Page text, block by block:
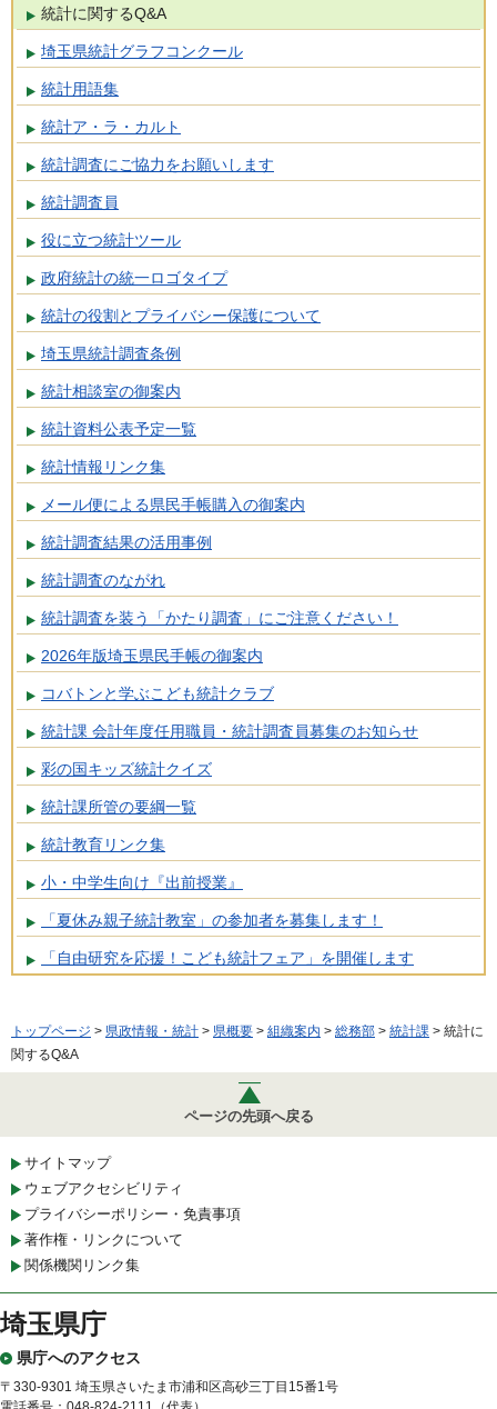
統計に関するQ&A
埼玉県統計グラフコンクール
統計用語集
統計ア・ラ・カルト
統計調査にご協力をお願いします
統計調査員
役に立つ統計ツール
政府統計の統一ロゴタイプ
統計の役割とプライバシー保護について
埼玉県統計調査条例
統計相談室の御案内
統計資料公表予定一覧
統計情報リンク集
メール便による県民手帳購入の御案内
統計調査結果の活用事例
統計調査のながれ
統計調査を装う「かたり調査」にご注意ください！
2026年版埼玉県民手帳の御案内
コバトンと学ぶこども統計クラブ
統計課 会計年度任用職員・統計調査員募集のお知らせ
彩の国キッズ統計クイズ
統計課所管の要綱一覧
統計教育リンク集
小・中学生向け『出前授業』
「夏休み親子統計教室」の参加者を募集します！
「自由研究を応援！こども統計フェア」を開催します
トップページ > 県政情報・統計 > 県概要 > 組織案内 > 総務部 > 統計課 > 統計に
関するQ&A
ページの先頭へ戻る
サイトマップ
ウェブアクセシビリティ
プライバシーポリシー・免責事項
著作権・リンクについて
関係機関リンク集
埼玉県庁
県庁へのアクセス
〒330-9301 埼玉県さいたま市浦和区高砂三丁目15番1号